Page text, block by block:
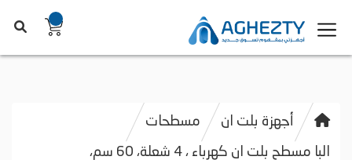
أجهزة بلت ان مسطحات
البا مسطح بلت ان كهرباء ، 4 شعلة، 60 سم،